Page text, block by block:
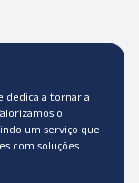
dedica a tornar a
o
um serviço que
com soluções